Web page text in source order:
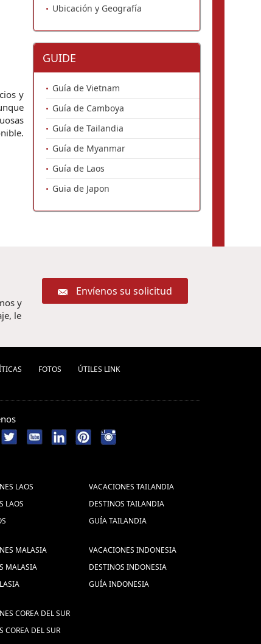
y
Ubicación y Geografía
GUIDE
Guía de Vietnam
Guía de Camboya
Guía de Tailandia
Guía de Myanmar
Guía de Laos
Guia de Japon
y
le
Envíenos su solicitud
FOTOS
ÚTILES LINK
LAOS
LAOS
VACACIONES TAILANDIA
DESTINOS TAILANDIA
GUÍA TAILANDIA
MALASIA
MALASIA
VACACIONES INDONESIA
DESTINOS INDONESIA
GUÍA INDONESIA
COREA DEL SUR
COREA DEL SUR